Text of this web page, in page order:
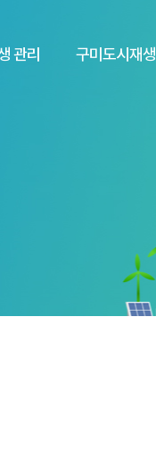
관리 구미도시재생